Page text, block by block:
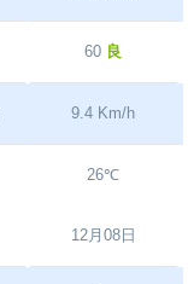
60 良
9.4 Km/h
26℃
12月08日